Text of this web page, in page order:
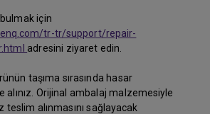
bulmak için
tr-tr/support/repair-
adresini ziyaret edin.
taşıma sırasında hasar
alınız. Orijinal ambalaj malzemesiyle
teslim alınmasını sağlayacak